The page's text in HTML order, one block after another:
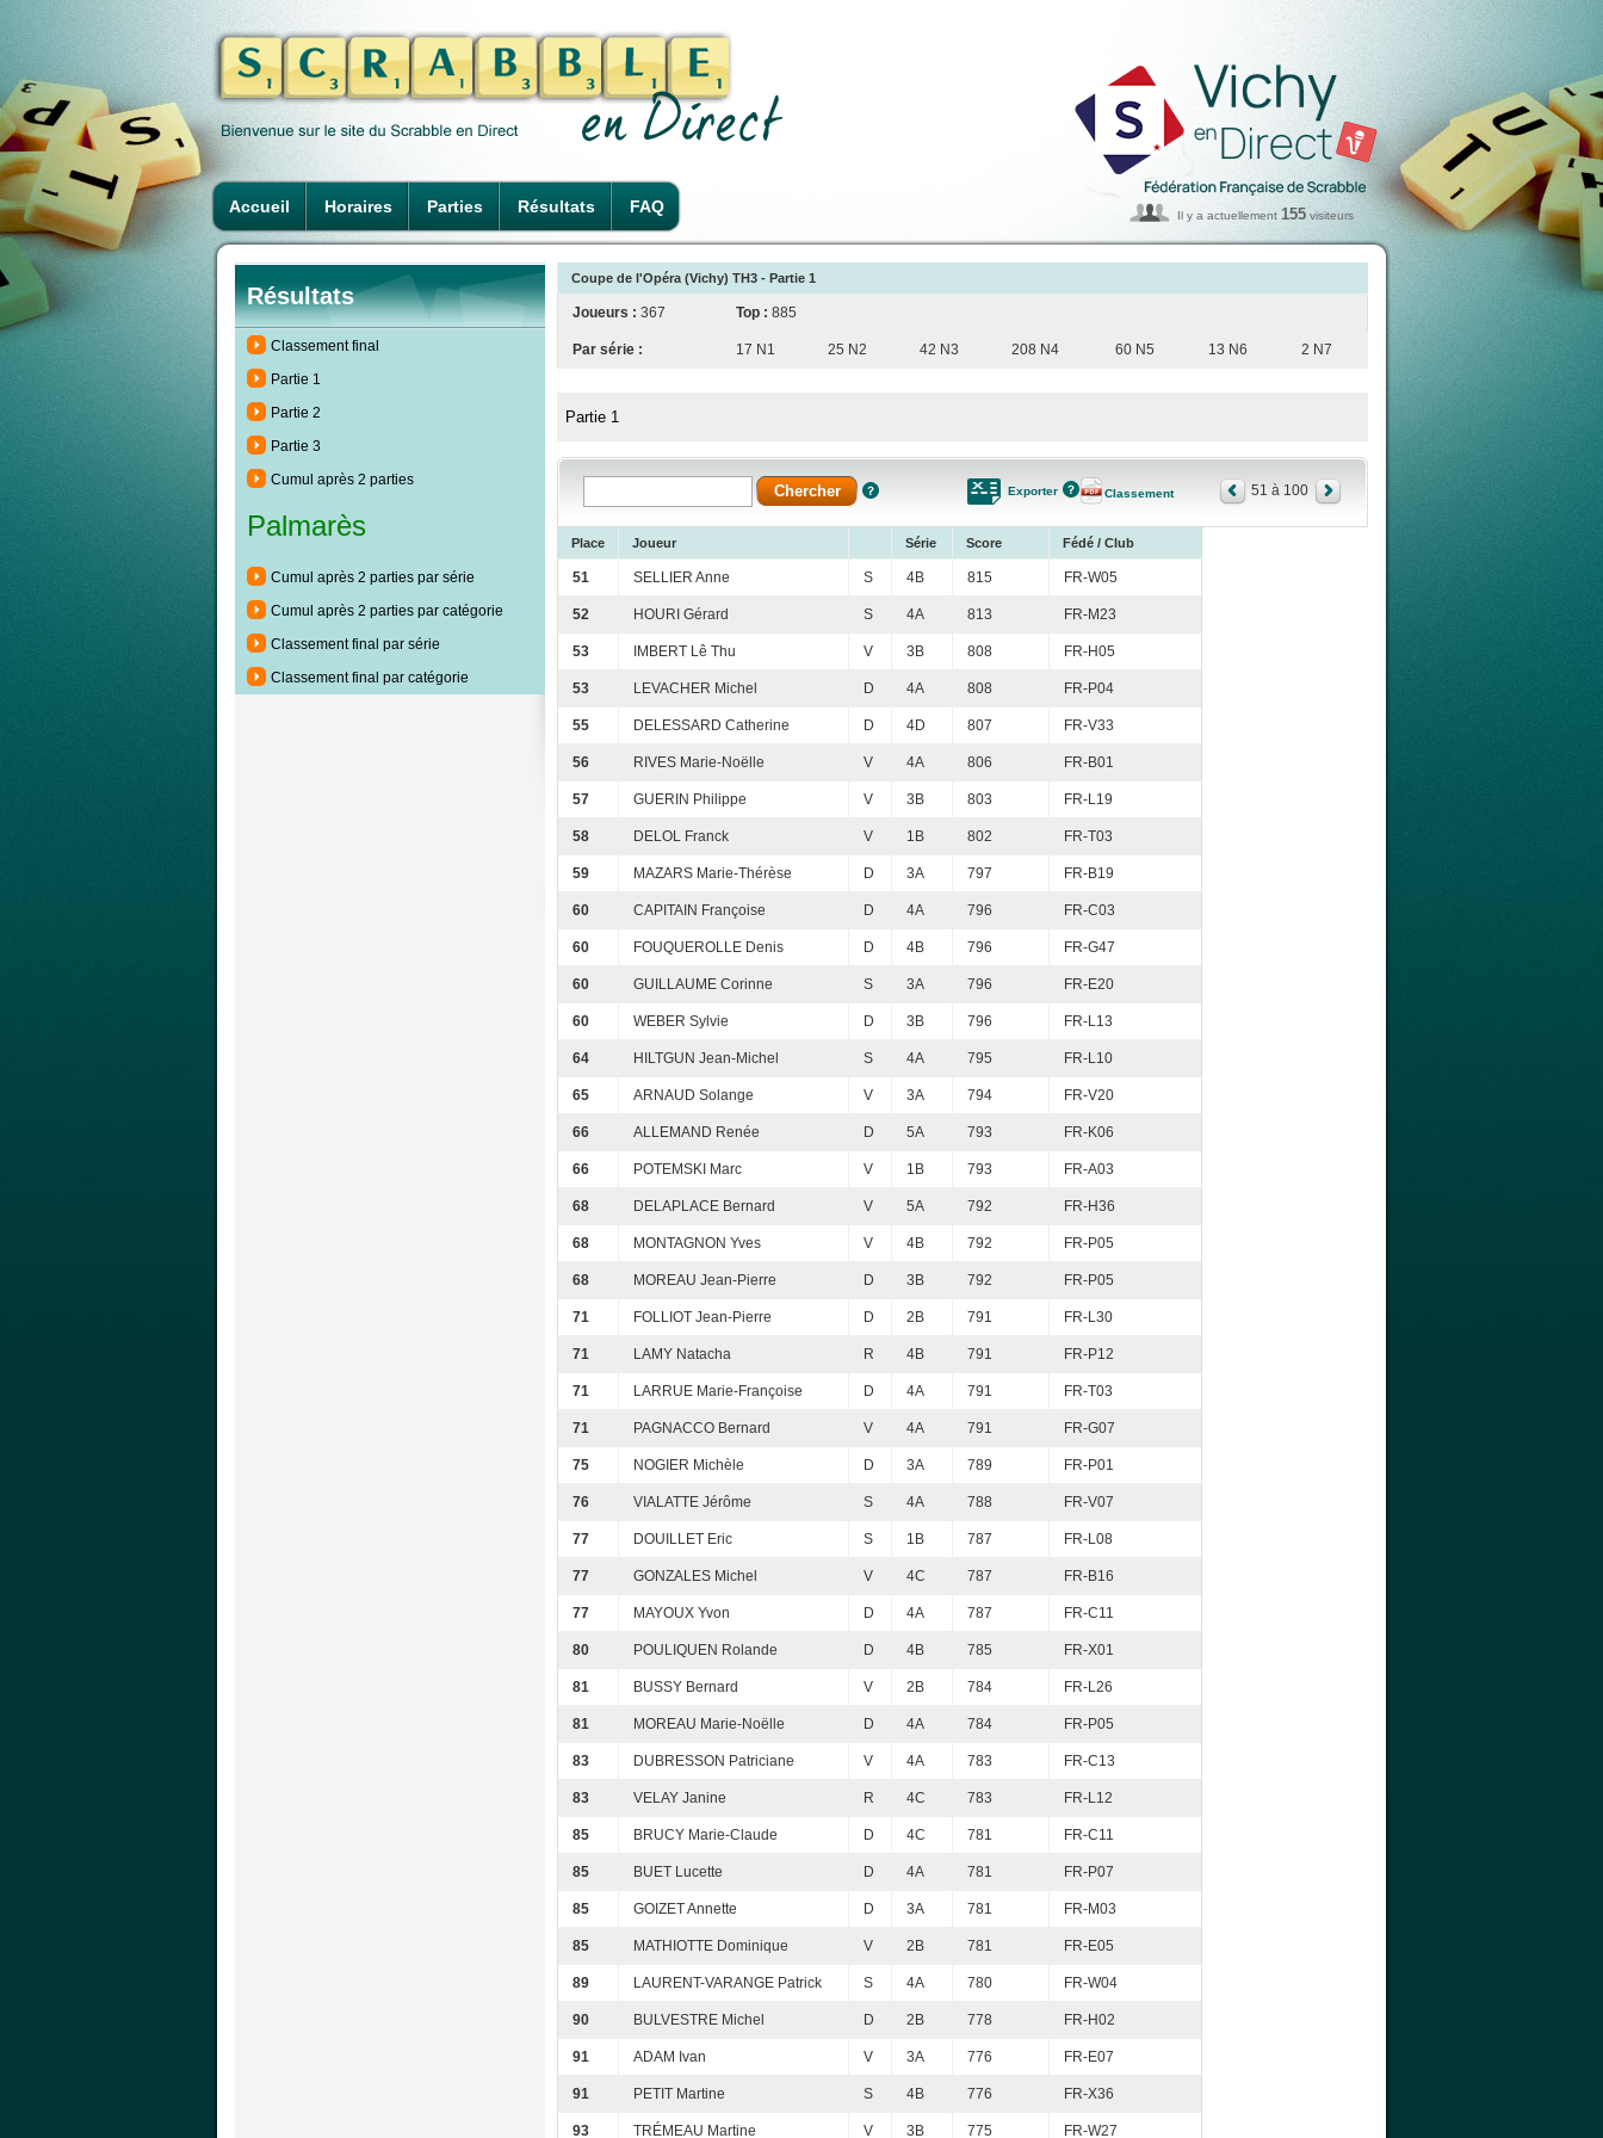
Accueil Horaires Parties Résultats FAQ Il y a actuellement 155 visiteurs
Résultats
Classement final
Partie 1
Partie 2
Partie 3
Cumul après 2 parties
Palmarès
Cumul après 2 parties par série
Cumul après 2 parties par catégorie
Classement final par série
Classement final par catégorie
Coupe de l'Opéra (Vichy) TH3 - Partie 1
Joueurs : 367 Top : 885
Par série : 17 N1 25 N2 42 N3 208 N4 60 N5 13 N6 2 N7
Partie 1
Exporter Classement 51 à 100
Place Joueur Série Score Fédé / Club
51 SELLIER Anne S 4B 815 FR-W05
52 HOURI Gérard S 4A 813 FR-M23
53 IMBERT Lê Thu V 3B 808 FR-H05
53 LEVACHER Michel D 4A 808 FR-P04
55 DELESSARD Catherine D 4D 807 FR-V33
56 RIVES Marie-Noëlle V 4A 806 FR-B01
57 GUERIN Philippe V 3B 803 FR-L19
58 DELOL Franck V 1B 802 FR-T03
59 MAZARS Marie-Thérèse D 3A 797 FR-B19
60 CAPITAIN Françoise D 4A 796 FR-C03
60 FOUQUEROLLE Denis D 4B 796 FR-G47
60 GUILLAUME Corinne S 3A 796 FR-E20
60 WEBER Sylvie D 3B 796 FR-L13
64 HILTGUN Jean-Michel S 4A 795 FR-L10
65 ARNAUD Solange V 3A 794 FR-V20
66 ALLEMAND Renée D 5A 793 FR-K06
66 POTEMSKI Marc V 1B 793 FR-A03
68 DELAPLACE Bernard V 5A 792 FR-H36
68 MONTAGNON Yves V 4B 792 FR-P05
68 MOREAU Jean-Pierre D 3B 792 FR-P05
71 FOLLIOT Jean-Pierre D 2B 791 FR-L30
71 LAMY Natacha R 4B 791 FR-P12
71 LARRUE Marie-Françoise D 4A 791 FR-T03
71 PAGNACCO Bernard V 4A 791 FR-G07
75 NOGIER Michèle D 3A 789 FR-P01
76 VIALATTE Jérôme S 4A 788 FR-V07
77 DOUILLET Eric S 1B 787 FR-L08
77 GONZALES Michel V 4C 787 FR-B16
77 MAYOUX Yvon D 4A 787 FR-C11
80 POULIQUEN Rolande D 4B 785 FR-X01
81 BUSSY Bernard V 2B 784 FR-L26
81 MOREAU Marie-Noëlle D 4A 784 FR-P05
83 DUBRESSON Patriciane V 4A 783 FR-C13
83 VELAY Janine R 4C 783 FR-L12
85 BRUCY Marie-Claude D 4C 781 FR-C11
85 BUET Lucette D 4A 781 FR-P07
85 GOIZET Annette D 3A 781 FR-M03
85 MATHIOTTE Dominique V 2B 781 FR-E05
89 LAURENT-VARANGE Patrick S 4A 780 FR-W04
90 BULVESTRE Michel D 2B 778 FR-H02
91 ADAM Ivan V 3A 776 FR-E07
91 PETIT Martine S 4B 776 FR-X36
93 TRÉMEAU Martine V 3B 775 FR-W27